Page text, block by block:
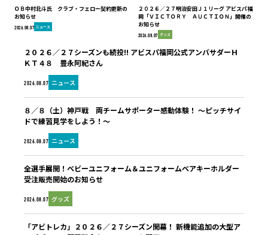
ＯＢ中村北斗氏 クラブ・フェロー契約更新の
お知らせ
2026.08.07 ニュース
２０２６／２７明治安田Ｊ１リーグ アビスパ福
岡「ＶＩＣＴＯＲＹ ＡＵＣＴＩＯＮ」開催の
お知らせ
2026.08.07 グッズ
2026.08.07 ニュース
２０２６／２７シーズンも続投!! アビスパ福岡公式アンバサダーＨ
ＫＴ４８ 豊永阿紀さん
2026.08.07 ニュース
８／８（土）神戸戦 両チームサポーター感動体験！ ～ピッチサイ
ドで練習見学をしよう！～
2026.08.07 グッズ
全選手展開！ベビーユニフォーム＆ユニフォームベアキーホルダー
受注販売開始のお知らせ
「アビトレカ」２０２６／２７シーズン開幕！ 新機能追加の大型ア